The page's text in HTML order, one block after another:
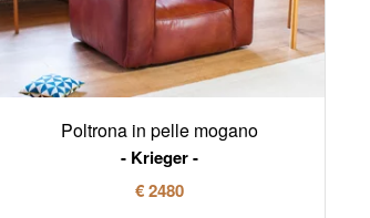
Poltrona in pelle mogano
Krieger
€ 2480